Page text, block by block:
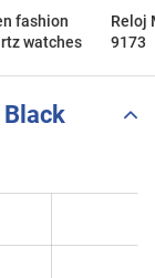
fashion
watches
Reloj
9173
Black